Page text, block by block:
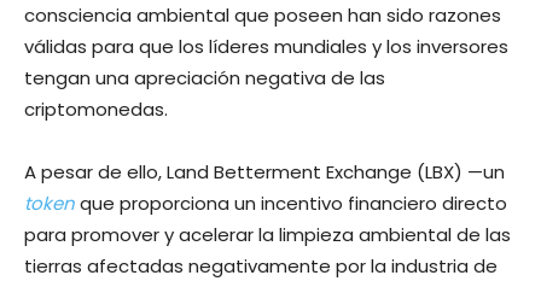
consciencia ambiental que poseen han sido razones
válidas para que los líderes mundiales y los inversores
tengan una apreciación negativa de las
criptomonedas.
A pesar de ello, Land Betterment Exchange (LBX) —un
tokenque proporciona un incentivo financiero directo
para promover y acelerar la limpieza ambiental de las
tierras afectadas negativamente por la industria de